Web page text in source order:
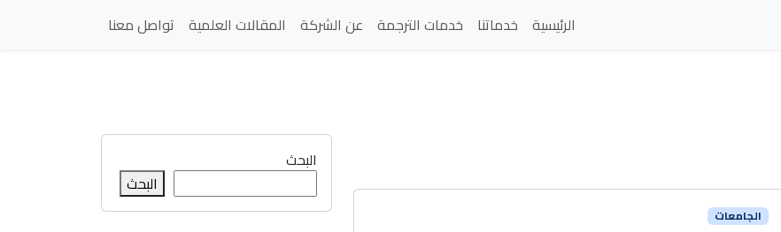
الرئيسية خدماتنا خدمات الترجمة عن الشركة المقالات العلمية تواصل معنا
الجامعات
البحث
البحث